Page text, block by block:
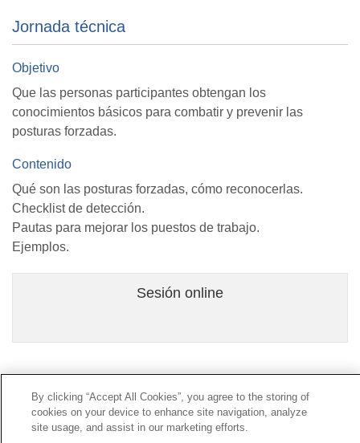
Jornada técnica
Objetivo
Que las personas participantes obtengan los
conocimientos básicos para combatir y prevenir las
posturas forzadas.
Contenido
Qué son las posturas forzadas, cómo reconocerlas.
Checklist de detección.
Pautas para mejorar los puestos de trabajo.
Ejemplos.
Sesión online
Línea Universal 900 203 203 |Zona Privada Comisión de
Prestaciones Especiales|Zona Privada Proveedor
By clicking “Accept All Cookies”, you agree to the storing of
cookies on your device to enhance site navigation, analyze
site usage, and assist in our marketing efforts.